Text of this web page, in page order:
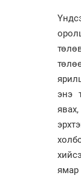
энэ